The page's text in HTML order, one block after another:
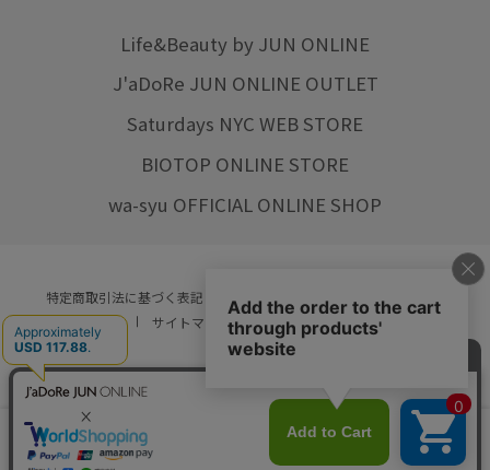
Life&Beauty by JUN ONLINE
J'aDoRe JUN ONLINE OUTLET
Saturdays NYC WEB STORE
BIOTOP ONLINE STORE
wa-syu OFFICIAL ONLINE SHOP
特定商取引法に基づく表記 プライバシーポリシー
ご利用規約
サイトマップ リクルート ご利用ガイド
© JUN CO.,LTD. ALL RIGHTS RESERVED.
店舗在庫
をみる
カートに入れる